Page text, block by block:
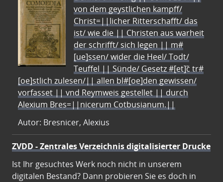
von dem geystlichen kampff/
Christ=||licher Ritterschafft/ das
ist/ wie die || Christen aus warheit
der schrifft/ sich legen || m#
[ue]ssen/ wider die Heel/ Todt/
Teuffel || Sünde/ Gesetz #[et]c̃ tr#
[oe]stlich zulesen/|| allen bl#[oe]den gewissen/
vorfasset || vnd Reymweis gestellet || durch
Alexium Bres=||nicerum Cotbusianum.||
Autor: Bresnicer, Alexius
ZVDD - Zentrales Verzeichnis digitalisierter Drucke
Ist Ihr gesuchtes Werk noch nicht in unserem
digitalen Bestand? Dann probieren Sie es doch in